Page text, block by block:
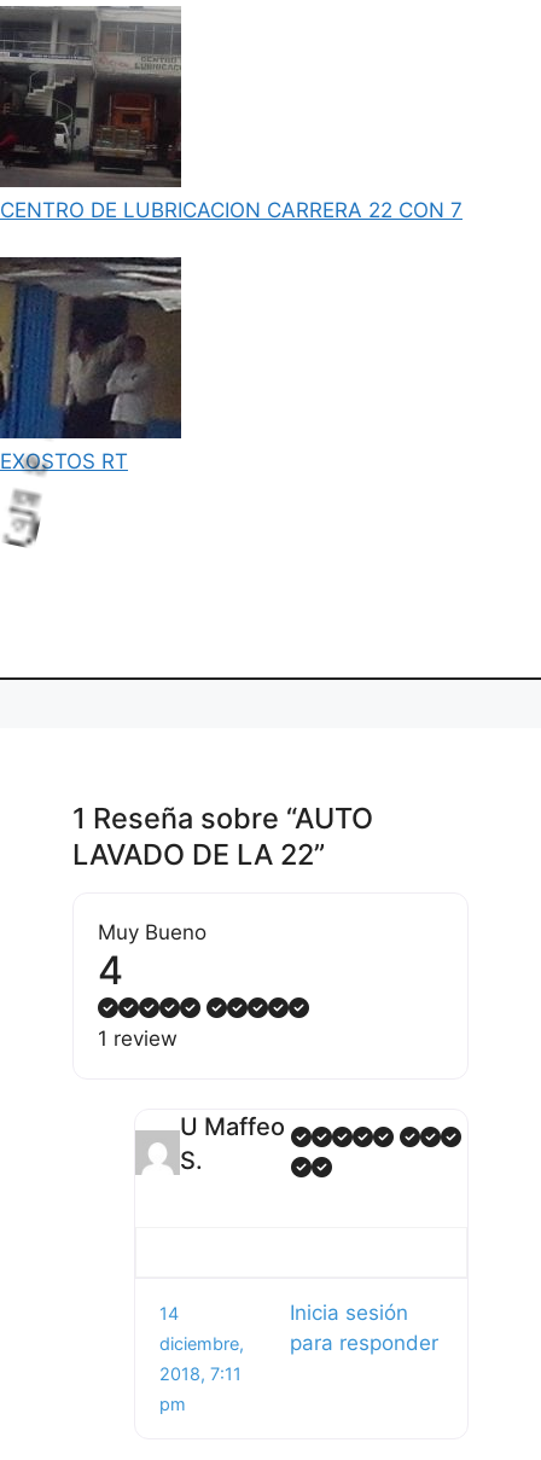
CENTRO DE LUBRICACION CARRERA 22 CON 7
EXOSTOS RT
L
o
a
di
n
1 Reseña sobre “AUTO
LAVADO DE LA 22”
Muy Bueno
4
1 review
U Maffeo
S.
14
diciembre,
2018, 7:11
pm
Inicia sesión
para responder